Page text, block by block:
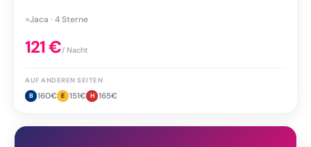
●Jaca · 4 Sterne
121€/ Nacht
AUF ANDEREN SEITEN
B 160€ E 151€ H 165€